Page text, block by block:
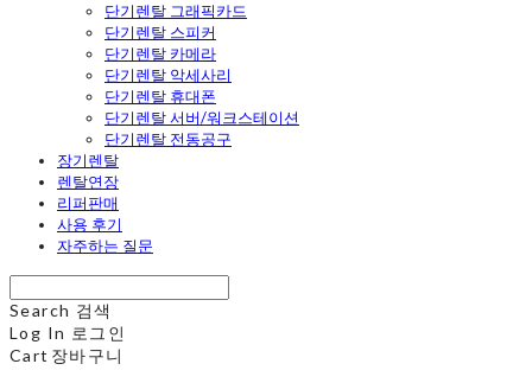
단기렌탈 그래픽카드
단기렌탈 스피커
단기렌탈 카메라
단기렌탈 악세사리
단기렌탈 휴대폰
단기렌탈 서버/워크스테이션
단기렌탈 전동공구
장기렌탈
렌탈연장
리퍼판매
사용 후기
자주하는 질문
Search 검색
Log In 로그인
Cart 장바구니